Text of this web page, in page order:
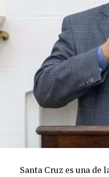
Santa Cruz es una